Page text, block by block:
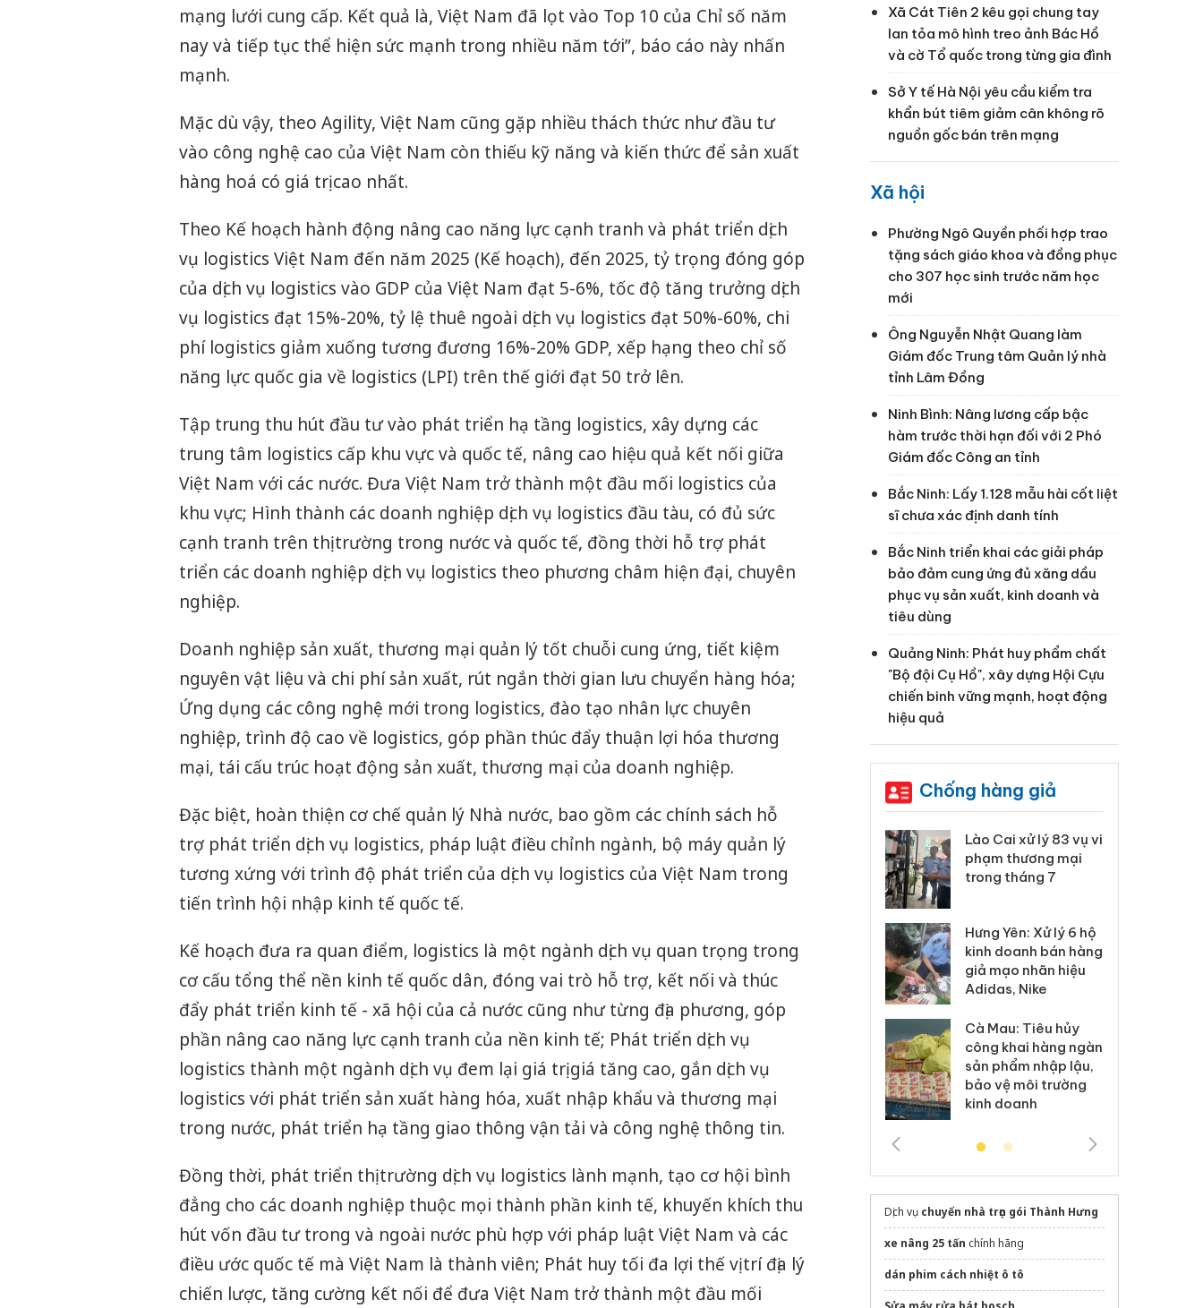
mạng lưới cung cấp. Kết quả là, Việt Nam đã lọt vào Top 10 của Chỉ số năm
nay và tiếp tục thể hiện sức mạnh trong nhiều năm tới”, báo cáo này nhấn
mạnh.
Mặc dù vậy, theo Agility, Việt Nam cũng gặp nhiều thách thức như đầu tư
vào công nghệ cao của Việt Nam còn thiếu kỹ năng và kiến thức để sản xuất
hàng hoá có giá trị cao nhất.
Theo Kế hoạch hành động nâng cao năng lực cạnh tranh và phát triển dịch
vụ logistics Việt Nam đến năm 2025 (Kế hoạch), đến 2025, tỷ trọng đóng góp
của dịch vụ logistics vào GDP của Việt Nam đạt 5-6%, tốc độ tăng trưởng dịch
vụ logistics đạt 15%-20%, tỷ lệ thuê ngoài dịch vụ logistics đạt 50%-60%, chi
phí logistics giảm xuống tương đương 16%-20% GDP, xếp hạng theo chỉ số
năng lực quốc gia về logistics (LPI) trên thế giới đạt 50 trở lên.
Tập trung thu hút đầu tư vào phát triển hạ tầng logistics, xây dựng các
trung tâm logistics cấp khu vực và quốc tế, nâng cao hiệu quả kết nối giữa
Việt Nam với các nước. Đưa Việt Nam trở thành một đầu mối logistics của
khu vực; Hình thành các doanh nghiệp dịch vụ logistics đầu tàu, có đủ sức
cạnh tranh trên thị trường trong nước và quốc tế, đồng thời hỗ trợ phát
triển các doanh nghiệp dịch vụ logistics theo phương châm hiện đại, chuyên
nghiệp.
Doanh nghiệp sản xuất, thương mại quản lý tốt chuỗi cung ứng, tiết kiệm
nguyên vật liệu và chi phí sản xuất, rút ngắn thời gian lưu chuyển hàng hóa;
Ứng dụng các công nghệ mới trong logistics, đào tạo nhân lực chuyên
nghiệp, trình độ cao về logistics, góp phần thúc đẩy thuận lợi hóa thương
mại, tái cấu trúc hoạt động sản xuất, thương mại của doanh nghiệp.
Đặc biệt, hoàn thiện cơ chế quản lý Nhà nước, bao gồm các chính sách hỗ
trợ phát triển dịch vụ logistics, pháp luật điều chỉnh ngành, bộ máy quản lý
tương xứng với trình độ phát triển của dịch vụ logistics của Việt Nam trong
tiến trình hội nhập kinh tế quốc tế.
Kế hoạch đưa ra quan điểm, logistics là một ngành dịch vụ quan trọng trong
cơ cấu tổng thể nền kinh tế quốc dân, đóng vai trò hỗ trợ, kết nối và thúc
đẩy phát triển kinh tế - xã hội của cả nước cũng như từng địa phương, góp
phần nâng cao năng lực cạnh tranh của nền kinh tế; Phát triển dịch vụ
logistics thành một ngành dịch vụ đem lại giá trị giá tăng cao, gắn dịch vụ
logistics với phát triển sản xuất hàng hóa, xuất nhập khẩu và thương mại
trong nước, phát triển hạ tầng giao thông vận tải và công nghệ thông tin.
Đồng thời, phát triển thị trường dịch vụ logistics lành mạnh, tạo cơ hội bình
đẳng cho các doanh nghiệp thuộc mọi thành phần kinh tế, khuyến khích thu
hút vốn đầu tư trong và ngoài nước phù hợp với pháp luật Việt Nam và các
điều ước quốc tế mà Việt Nam là thành viên; Phát huy tối đa lợi thế vị trí địa lý
chiến lược, tăng cường kết nối để đưa Việt Nam trở thành một đầu mối
Xã Cát Tiên 2 kêu gọi chung tay
lan tỏa mô hình treo ảnh Bác Hồ
và cờ Tổ quốc trong từng gia đình
Sở Y tế Hà Nội yêu cầu kiểm tra
khẩn bút tiêm giảm cân không rõ
nguồn gốc bán trên mạng
Xã hội
Phường Ngô Quyền phối hợp trao
tặng sách giáo khoa và đồng phục
cho 307 học sinh trước năm học
mới
Ông Nguyễn Nhật Quang làm
Giám đốc Trung tâm Quản lý nhà
tỉnh Lâm Đồng
Ninh Bình: Nâng lương cấp bậc
hàm trước thời hạn đối với 2 Phó
Giám đốc Công an tỉnh
Bắc Ninh: Lấy 1.128 mẫu hài cốt liệt
sĩ chưa xác định danh tính
Bắc Ninh triển khai các giải pháp
bảo đảm cung ứng đủ xăng dầu
phục vụ sản xuất, kinh doanh và
tiêu dùng
Quảng Ninh: Phát huy phẩm chất
"Bộ đội Cụ Hồ", xây dựng Hội Cựu
chiến binh vững mạnh, hoạt động
hiệu quả
Chống hàng giả
Công an Thanh Hóa
tìm bị hại trong vụ
án sản xuất, buôn
hại trong vụ án buôn
bán bình sữa
Moyuum giả
An Giang: Đối tượng
chủ mưu đường dây
bán hàng giả tại Phú
Quốc ra đầu thú
Lào Cai xử lý 83 vụ vi
phạm thương mại
trong tháng 7
Hưng Yên: Xử lý 6 hộ
kinh doanh bán hàng
giả mạo nhãn hiệu
Adidas, Nike
Cà Mau: Tiêu hủy
công khai hàng ngàn
sản phẩm nhập lậu,
bảo vệ môi trường
kinh doanh
Dịch vụ chuyển nhà trọn gói Thành Hưng
xe nâng 25 tấn chính hãng
dán phim cách nhiệt ô tô